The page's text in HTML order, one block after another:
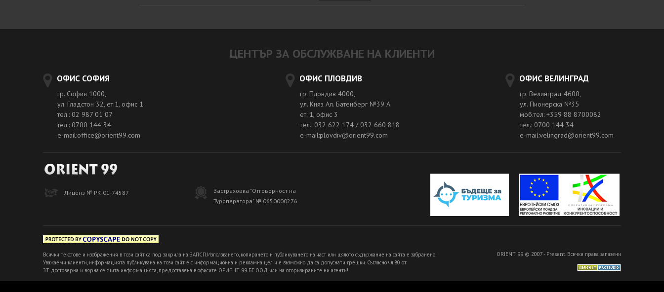
ЦЕНТЪР ЗА ОБСЛУЖВАНЕ НА КЛИЕНТИ
ОФИС СОФИЯ
гр. София 1000,
ул. Гладстон 32, ет.1, офис 1
тел.: 02 987 01 07
тел.: 0700 144 34
e-mail:office@orient99.com
ОФИС ПЛОВДИВ
гр. Пловдив 4000,
ул. Княз Ал. Батенберг №39 A
ет. 1, офис 3
тел.: 032 622 174 / 032 660 818
e-mail:plovdiv@orient99.com
ОФИС ВЕЛИНГРАД
гр. Велинград 4600,
ул. Пионерска №35
моб.тел: +359 88 8700082
тел.: 0700 144 34
e-mail:velingrad@orient99.com
Лиценз № РК-01-74587
Застраховка "Отговорност на
Туроператора" № 0650000276
Всички текстове и изображения в този сайт са под закрила на ЗАПСП.Използването, копирането и публикуването на част или цялото съдържание на сайта е забранено.
Уважаеми клиенти, информацията публикувана на този сайт е с информационна и рекламна цел и е възможно да са допуснати грешки. Съгласно чл.80 от
ЗТ достоверна и вярна се счита информацията, предоставена в офисите ОРИЕНТ 99 БГ ООД или на оторизираните ни агенти!
ORIENT 99 © 2007 - Present. Всички права запазени